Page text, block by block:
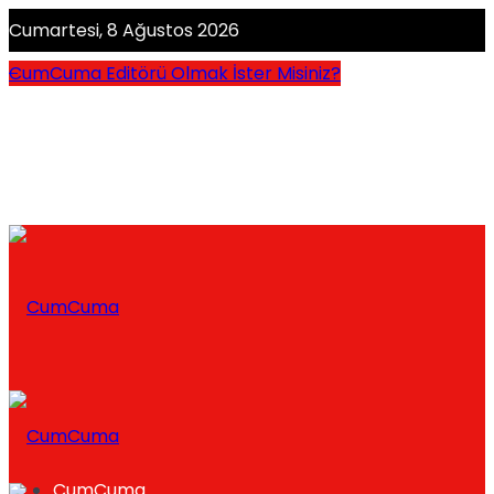
Cumartesi, 8 Ağustos 2026
CumCuma Editörü Olmak İster Misiniz?